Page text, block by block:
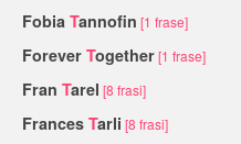
Fobia Tannofin [1 frase]
Forever Together[1 frase]
Fran Tarel [8 frasi]
Frances Tarli [8 frasi]